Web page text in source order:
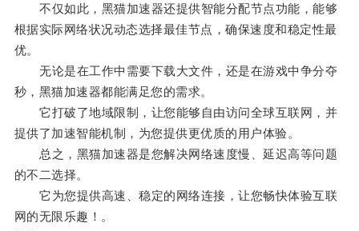
不仅如此，黑猫加速器还提供智能分配节点功能，能够
根据实际网络状况动态选择最佳节点，确保速度和稳定性最
优。
无论是在工作中需要下载大文件，还是在游戏中争分夺
秒，黑猫加速器都能满足您的需求。
它打破了地域限制，让您能够自由访问全球互联网，并
提供了加速智能机制，为您提供更优质的用户体验。
总之，黑猫加速器是您解决网络速度慢、延迟高等问题
的不二选择。
它为您提供高速、稳定的网络连接，让您畅快体验互联
网的无限乐趣！。